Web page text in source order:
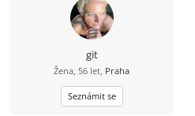
git
Žena, 56 let, Praha
Seznámit se